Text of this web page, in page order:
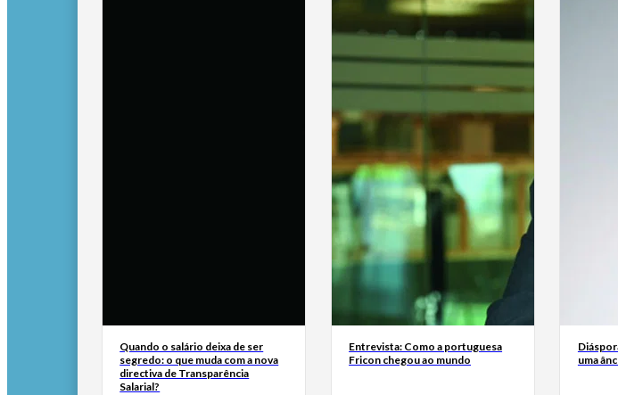
Quando o salário deixa de ser
segredo: o que muda com a nova
directiva de Transparência
Salarial?
Entrevista: Como a portuguesa
Fricon chegou ao mundo
uma